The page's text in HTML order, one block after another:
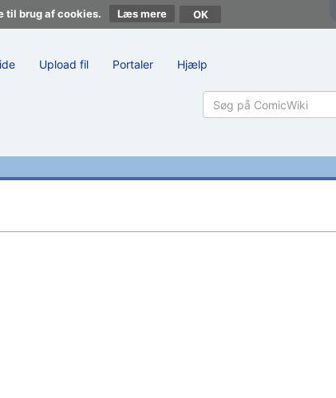
til brug af cookies. Læs mere
Upload fil Portaler Hjælp